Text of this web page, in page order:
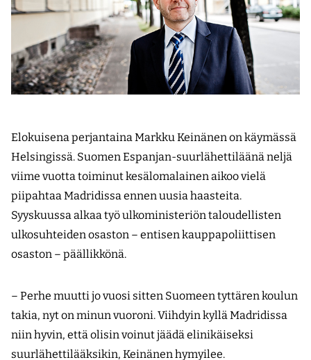
Elokuisena perjantaina Markku Keinänen on käymässä
Helsingissä. Suomen Espanjan-suurlähettiläänä neljä
viime vuotta toiminut kesälomalainen aikoo vielä
piipahtaa Madridissa ennen uusia haasteita.
Syyskuussa alkaa työ ulkoministeriön taloudellisten
ulkosuhteiden osaston – entisen kauppapoliittisen
osaston – päällikkönä.
– Perhe muutti jo vuosi sitten Suomeen tyttären koulun
takia, nyt on minun vuoroni. Viihdyin kyllä Madridissa
niin hyvin, että olisin voinut jäädä elinikäiseksi
suurlähettilääksikin, Keinänen hymyilee.